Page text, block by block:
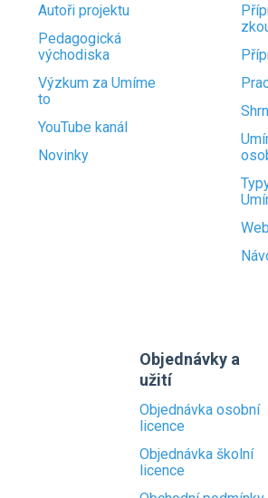
Autoři projektu
Pedagogická
východiska
Výzkum za Umíme
to
YouTube kanál
Novinky
Objednávky a
užití
Objednávka osobní
licence
Objednávka školní
licence